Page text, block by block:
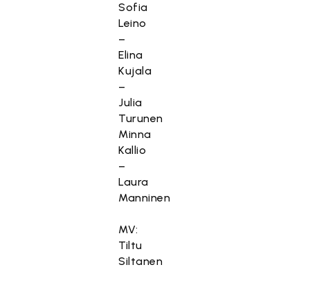
Sofia
Leino
–
Elina
Kujala
–
Julia
Turunen
Minna
Kallio
–
Laura
Manninen
MV:
Tiltu
Siltanen